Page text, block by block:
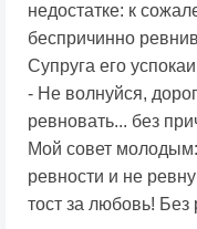
недостатке: к
беспричинно
Супруга его
- Не волнуйся,
ревновать... без
Мой совет
ревности и не
тост за любовь! Без